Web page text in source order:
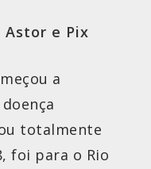
Astor e Pix
a
totalmente
foi para o Rio